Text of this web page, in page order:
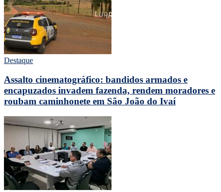
Destaque
Assalto cinematográfico: bandidos armados e
encapuzados invadem fazenda, rendem moradores e
roubam caminhonete em São João do Ivaí